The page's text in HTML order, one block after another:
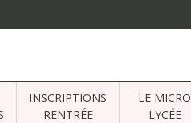
INSCRIPTIONS
RENTRÉE
LE MICRO
LYCÉE